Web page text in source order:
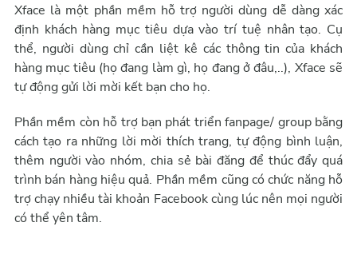
Xface là một phần mềm hỗ trợ người dùng dễ dàng xác
định khách hàng mục tiêu dựa vào trí tuệ nhân tạo. Cụ
thể, người dùng chỉ cần liệt kê các thông tin của khách
hàng mục tiêu (họ đang làm gì, họ đang ở đâu,..), Xface sẽ
tự động gửi lời mời kết bạn cho họ.
Phần mềm còn hỗ trợ bạn phát triển fanpage/ group bằng
cách tạo ra những lời mời thích trang, tự động bình luận,
thêm người vào nhóm, chia sẻ bài đăng để thúc đẩy quá
trình bán hàng hiệu quả. Phần mềm cũng có chức năng hỗ
trợ chạy nhiều tài khoản Facebook cùng lúc nên mọi người
có thể yên tâm.